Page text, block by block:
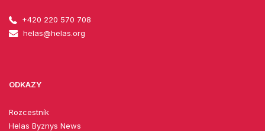
+420 220 570 708
helas@helas.org
ODKAZY
Rozcestník
Helas Byznys News